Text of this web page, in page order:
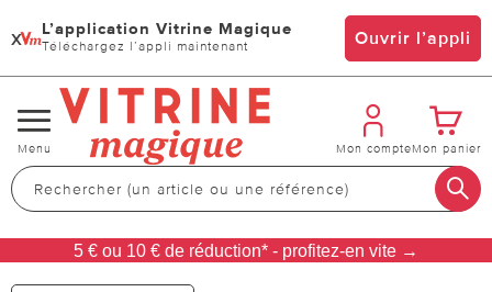
x L’application Vitrine Magique
Téléchargez l’appli maintenant Ouvrir l’appli
Changer
de
navigation
Menu Mon compteMon panier
5 € ou 10 € de réduction* - profitez-en vite →